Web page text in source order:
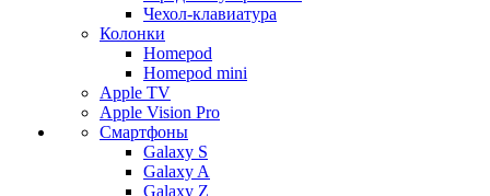
Чехол-клавиатура
Колонки
Homepod
Homepod mini
Apple TV
Apple Vision Pro
Смартфоны
Galaxy S
Galaxy A
Galaxy Z